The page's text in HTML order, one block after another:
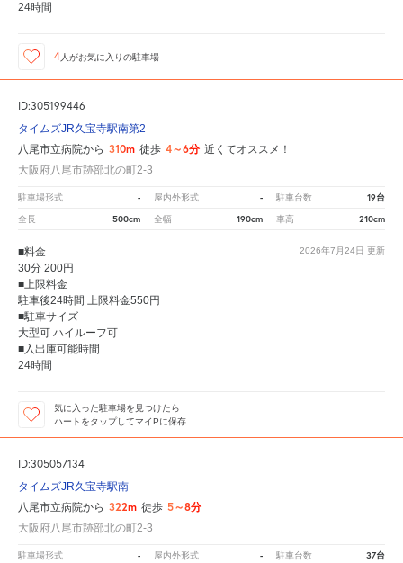
24時間
4人がお気に入りの駐車場
ID:305199446
タイムズJR久宝寺駅南第2
八尾市立病院から 310m 徒歩 4～6分 近くてオススメ！
大阪府八尾市跡部北の町2-3
駐車場形式 - 屋内外形式 - 駐車台数 19台
全長 500cm 全幅 190cm 車高 210cm
2026年7月24日 更新
■料金
30分 200円
■上限料金
駐車後24時間 上限料金550円
■駐車サイズ
大型可 ハイルーフ可
■入出庫可能時間
24時間
気に入った駐車場を見つけたら
ハートをタップしてマイPに保存
ID:305057134
タイムズJR久宝寺駅南
八尾市立病院から 322m 徒歩 5～8分
大阪府八尾市跡部北の町2-3
駐車場形式 - 屋内外形式 - 駐車台数 37台